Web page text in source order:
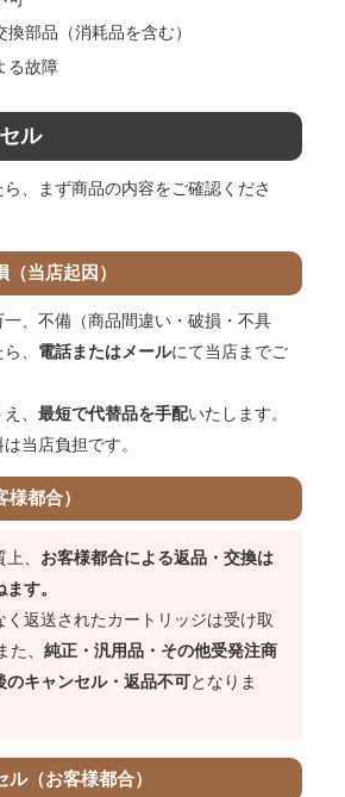
部品（消耗品を含む）
る故障
ル
、まず商品の内容をご確認くださ
当店起因）
、不備（商品間違い・破損・不具
、 電話またはメールにて当店までご
、 最短で代替品を手配いたします。
当店負担です。
都合）
、 お客様都合による返品・交換は
す。
く返送されたカートリッジは受け取
た、 純正・汎用品・その他受発注商
のキャンセル・返品不可となりま
（お客様都合）